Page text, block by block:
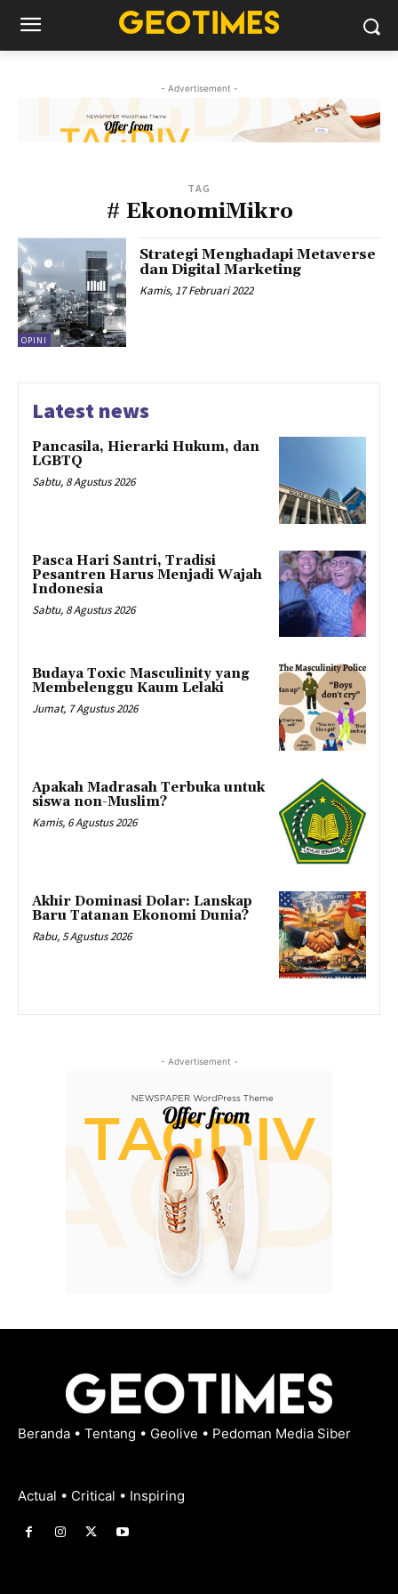
- Advertisement -
TAG
# EkonomiMikro
OPINI
Strategi Menghadapi Metaverse
dan Digital Marketing
Kamis, 17 Februari 2022
Latest news
Pancasila, Hierarki Hukum, dan
LGBTQ
Sabtu, 8 Agustus 2026
Pasca Hari Santri, Tradisi
Pesantren Harus Menjadi Wajah
Indonesia
Sabtu, 8 Agustus 2026
Budaya Toxic Masculinity yang
Membelenggu Kaum Lelaki
Jumat, 7 Agustus 2026
Apakah Madrasah Terbuka untuk
siswa non-Muslim?
Kamis, 6 Agustus 2026
Akhir Dominasi Dolar: Lanskap
Baru Tatanan Ekonomi Dunia?
Rabu, 5 Agustus 2026
- Advertisement -
Beranda • Tentang • Geolive • Pedoman Media Siber
Actual • Critical • Inspiring